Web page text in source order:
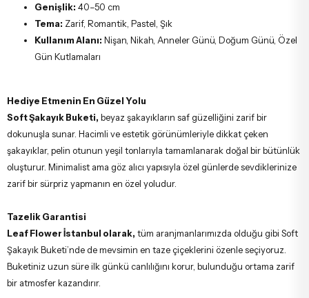
Genişlik: 40–50 cm
Tema: Zarif, Romantik, Pastel, Şık
Kullanım Alanı: Nişan, Nikah, Anneler Günü, Doğum Günü, Özel
Gün Kutlamaları
Hediye Etmenin En Güzel Yolu
Soft Şakayık Buketi, beyaz şakayıkların saf güzelliğini zarif bir
dokunuşla sunar. Hacimli ve estetik görünümleriyle dikkat çeken
şakayıklar, pelin otunun yeşil tonlarıyla tamamlanarak doğal bir bütünlük
oluşturur. Minimalist ama göz alıcı yapısıyla özel günlerde sevdiklerinize
zarif bir sürpriz yapmanın en özel yoludur.
Tazelik Garantisi
Leaf Flower İstanbul olarak, tüm aranjmanlarımızda olduğu gibi Soft
Şakayık Buketi’nde de mevsimin en taze çiçeklerini özenle seçiyoruz.
Buketiniz uzun süre ilk günkü canlılığını korur, bulunduğu ortama zarif
bir atmosfer kazandırır.